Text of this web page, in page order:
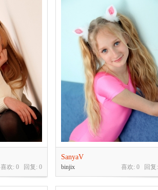
喜欢: 0 回复: 0
SanyaV
喜欢: 0 回复:
binjix